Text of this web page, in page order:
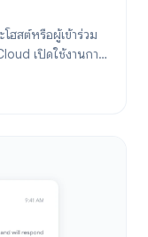
ฮสต์หรือผู้เข้าร่วม
เปิดใช้งานการ
ำหรับโฮสต์และผู้เข้าร่วม